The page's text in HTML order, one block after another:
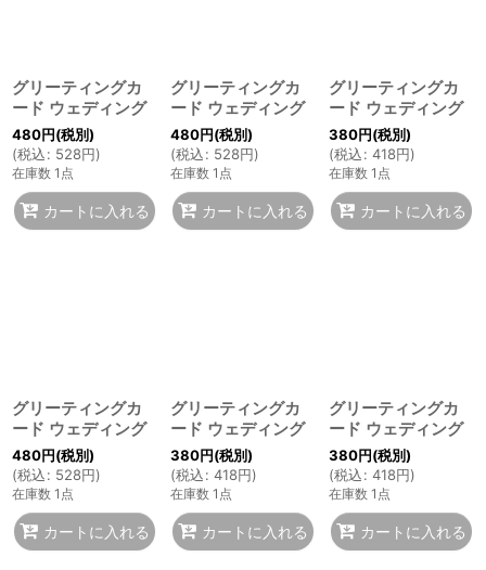
グリーティングカ
ード ウェディング
480円(税別)
(税込: 528円)
在庫数 1点
カートに入れる
グリーティングカ
ード ウェディング
480円(税別)
(税込: 528円)
在庫数 1点
カートに入れる
グリーティングカ
ード ウェディング
380円(税別)
(税込: 418円)
在庫数 1点
カートに入れる
グリーティングカ
ード ウェディング
480円(税別)
(税込: 528円)
在庫数 1点
カートに入れる
グリーティングカ
ード ウェディング
380円(税別)
(税込: 418円)
在庫数 1点
カートに入れる
グリーティングカ
ード ウェディング
380円(税別)
(税込: 418円)
在庫数 1点
カートに入れる